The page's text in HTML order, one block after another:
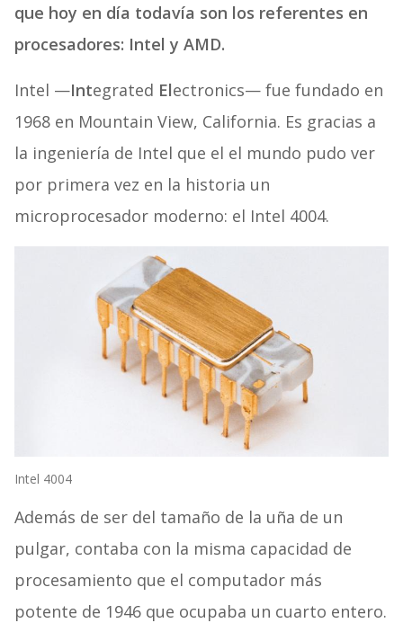
que hoy en día todavía son los referentes en
procesadores: Intel y AMD.
Intel —Integrated Electronics— fue fundado en
1968 en Mountain View, California. Es gracias a
la ingeniería de Intel que el el mundo pudo ver
por primera vez en la historia un
microprocesador moderno: el Intel 4004.
Intel 4004
Además de ser del tamaño de la uña de un
pulgar, contaba con la misma capacidad de
procesamiento que el computador más
potente de 1946 que ocupaba un cuarto entero.